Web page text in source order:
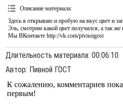
Описание материала:
Здесь я открываю и пробую на вкус цвет и
Эль, смотрим какой цвет получился, а так же
Мы ВКонтакте http://vk.com/pivnoigost
Длительность материала: 00:06:10
Автор: Пивной ГОСТ
К сожалению, комментариев
первым!